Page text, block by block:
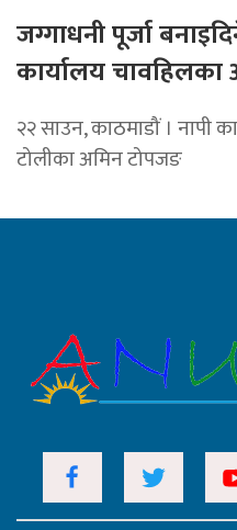
जग्गाधनी पूर्जा
कार्यालय चावहिलका
२२ साउन, काठमाडौं । नापी
टोलीका अमिन टोपजङ